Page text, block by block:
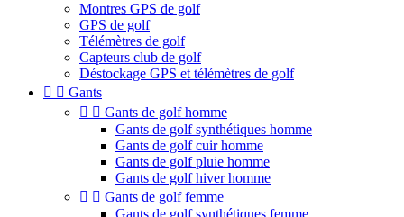
Montres GPS de golf
GPS de golf
Télémètres de golf
Capteurs club de golf
Déstockage GPS et télémètres de golf
  Gants
  Gants de golf homme
Gants de golf synthétiques homme
Gants de golf cuir homme
Gants de golf pluie homme
Gants de golf hiver homme
  Gants de golf femme
Gants de golf synthétiques femme